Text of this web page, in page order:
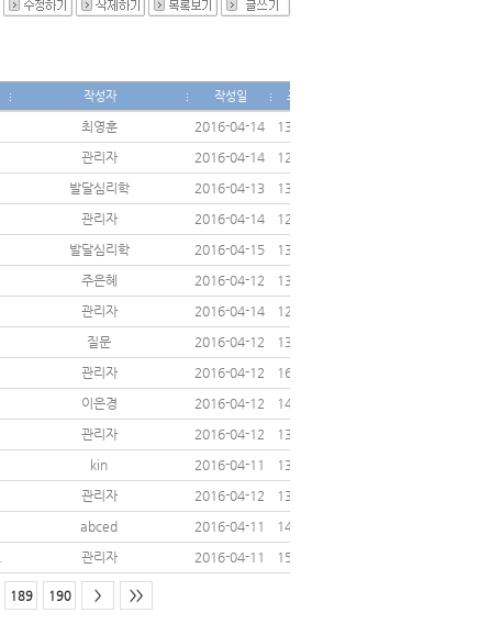
작성자 작성일 조회
최영훈 2016-04-14
13257
관리자 2016-04-14
12653
발달심리학 2016-04-13
13230
관리자 2016-04-14
12849
발달심리학 2016-04-15
13998
주은혜 2016-04-12
13604
관리자 2016-04-14
12944
질문 2016-04-12
13291
관리자 2016-04-12
16200
이은경 2016-04-12
14130
관리자 2016-04-12
13919
kin 2016-04-11
13783
관리자 2016-04-12
13334
abced 2016-04-11
14381
관리자 2016-04-11 15038
189 190 > >>